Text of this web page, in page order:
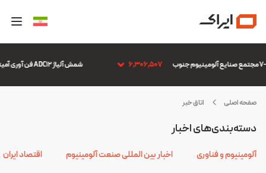
6,306,507 شمش آلیاژ ADC12 فن آوری آمیتیس آلومینیوم گلپایگان
صفحه اصلی اتاق خبر
ایراکدسته‌بندی‌های اخبار
آلومینیوم و فناوری اخبار بین المللی صنعت آلومینیوم اقتصاد ایران